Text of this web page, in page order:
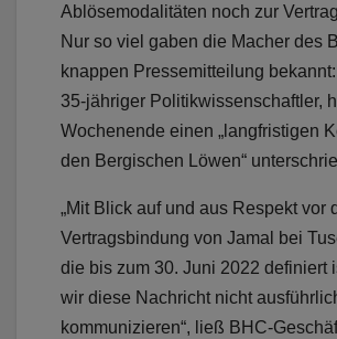
Ablösemodalitäten noch zur
Nur so viel gaben die Macher des
knappen Pressemitteilung
35-jähriger Politikwissenschaftler,
Wochenende einen „langfristigen
den Bergischen Löwen“
„Mit Blick auf und aus Respekt vor
Vertragsbindung von Jamal bei
die bis zum 30. Juni 2022 definiert
wir diese Nachricht nicht
kommunizieren“, ließ BHC-